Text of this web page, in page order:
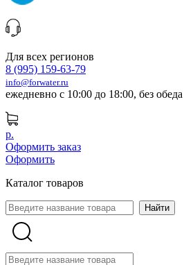
Для всех регионов
8 (995) 159-63-79
info@forwater.ru
ежедневно с 10:00 до 18:00, без обеда
р.
Оформить заказ
Оформить
Каталог товаров